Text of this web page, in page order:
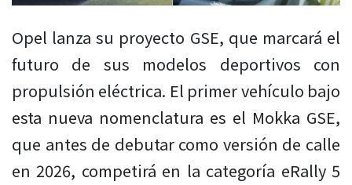
Opel lanza su proyecto GSE, que marcará el
futuro de sus modelos deportivos con
propulsión eléctrica. El primer vehículo bajo
esta nueva nomenclatura es el Mokka GSE,
que antes de debutar como versión de calle
en 2026, competirá en la categoría eRally 5